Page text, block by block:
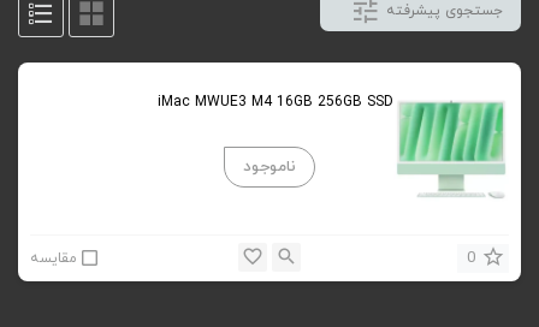
جستجوی پیشرفته
iMac MWUE3 M4 16GB 256GB SSD
0 مقایسه